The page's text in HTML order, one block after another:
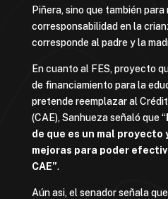
Piñera, sino que también
corresponsabilidad en la
corresponde al padre y la
En cuanto al FES, proyecto
de financiamiento para la
pretende reemplazar al
(CAE), Sanhueza señaló que “
de que es un mal proyecto
mejoras para poder
CAE”.
Aún asi, el senador señala